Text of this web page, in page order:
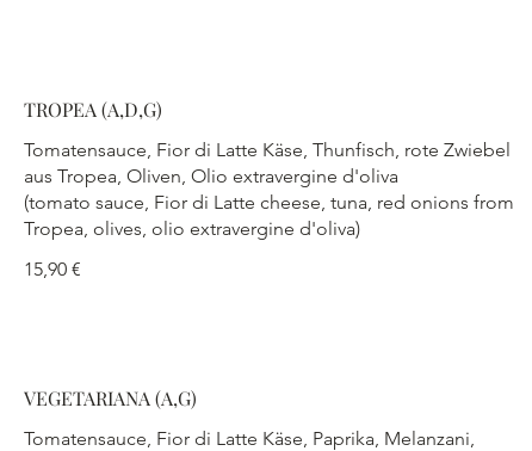
TROPEA (A,D,G)
Tomatensauce, Fior di Latte Käse, Thunfisch, rote Zwiebel
aus Tropea, Oliven, Olio extravergine d'oliva
(tomato sauce, Fior di Latte cheese, tuna, red onions from
Tropea, olives, olio extravergine d'oliva)
15,90 €
VEGETARIANA (A,G)
Tomatensauce, Fior di Latte Käse, Paprika, Melanzani,